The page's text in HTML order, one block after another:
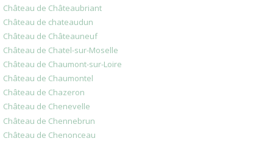
Château de Châteaubriant
Château de chateaudun
Château de Châteauneuf
Château de Chatel-sur-Moselle
Château de Chaumont-sur-Loire
Château de Chaumontel
Château de Chazeron
Château de Chenevelle
Château de Chennebrun
Château de Chenonceau